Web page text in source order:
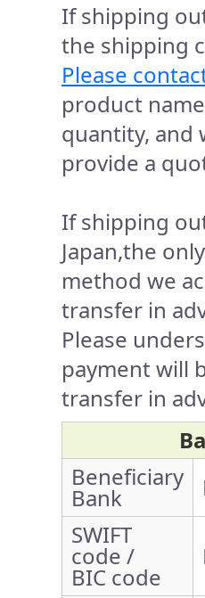
If shipping
the shipping
Please
product
quantity, and
provide a
If shipping
Japan,the
method we
transfer in
Please
payment will
transfer in
Beneficiary
Bank
SWIFT
code /
BIC code